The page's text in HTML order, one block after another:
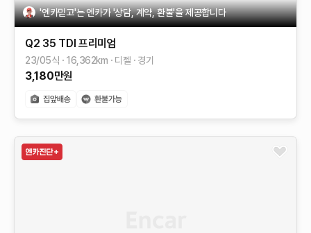
'엔카믿고'는 엔카가 '상담, 계약, 환불'을 제공합니다
Q2 35 TDI 프리미엄
23/05식 16,362km 디젤 경기
3,180만원